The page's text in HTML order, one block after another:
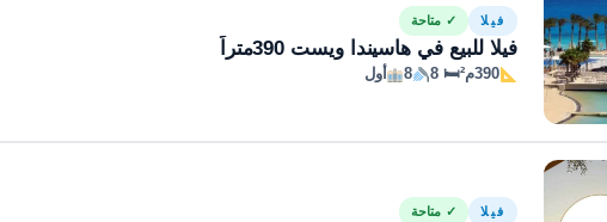
فيلا ✓ متاحة
فيلا للبيع في هاسيندا ويست 390متراً
390م² 🛏 8
8 أول
فيلا ✓ متاحة